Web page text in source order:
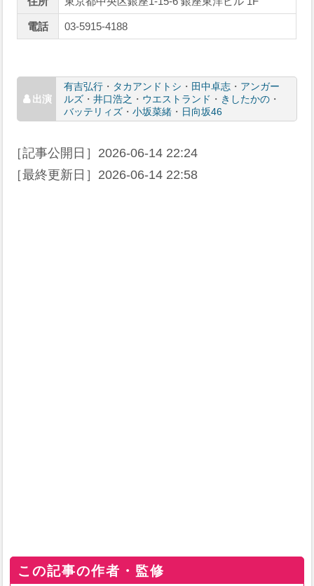
電話 03-5915-4188
有吉弘行・ タカアンドトシ ・ 田中卓志・ アンガー
ルズ・ 井口浩之 ・ ウエストランド ・ きしたかの・
バッテリィズ・ 小坂菜緒・ 日向坂46
［記事公開日］ 2026-06-14 22:24
［最終更新日］ 2026-06-14 22:58
この記事の作者・監修